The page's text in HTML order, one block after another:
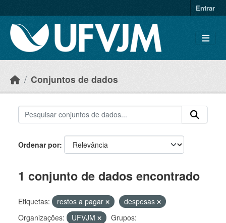
Entrar
Conjuntos de dados
Ordenar por
1 conjunto de dados encontrado
Etiquetas: restos a pagar
despesas
Organizações:
UFVJM
Grupos: